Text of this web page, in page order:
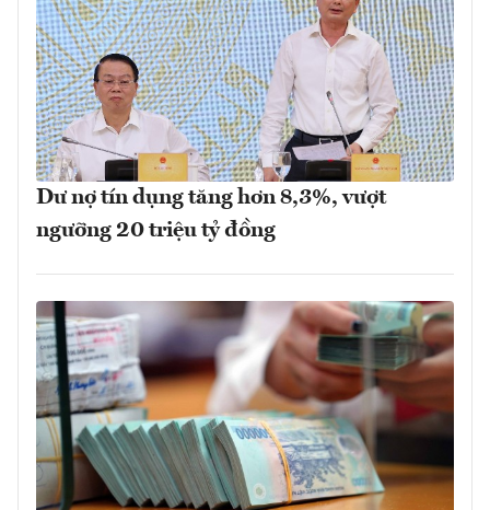
Dư nợ tín dụng tăng hơn 8,3%, vượt
ngưỡng 20 triệu tỷ đồng